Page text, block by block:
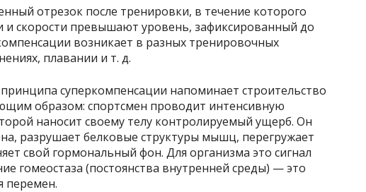
отрезок после тренировки, в течение которого
и скорости превышают уровень, зафиксированный до
возникает в разных тренировочных
плавании и т. д.
суперкомпенсации напоминает строительство
образом: спортсмен проводит интенсивную
наносит своему телу контролируемый ущерб. Он
разрушает белковые структуры мышц, перегружает
свой гормональный фон. Для организма это сигнал
гомеостаза (постоянства внутренней среды) — это
перемен.